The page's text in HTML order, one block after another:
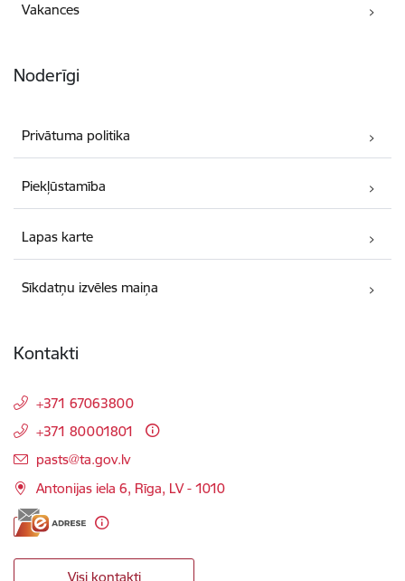
Vakances
Noderīgi
Privātuma politika
Piekļūstamība
Lapas karte
Sīkdatņu izvēles maiņa
Kontakti
+371 67063800
+371 80001801
E-pasts:
pasts@ta.gov.lv
Antonijas iela 6, Rīga, LV - 1010
Visi kontakti